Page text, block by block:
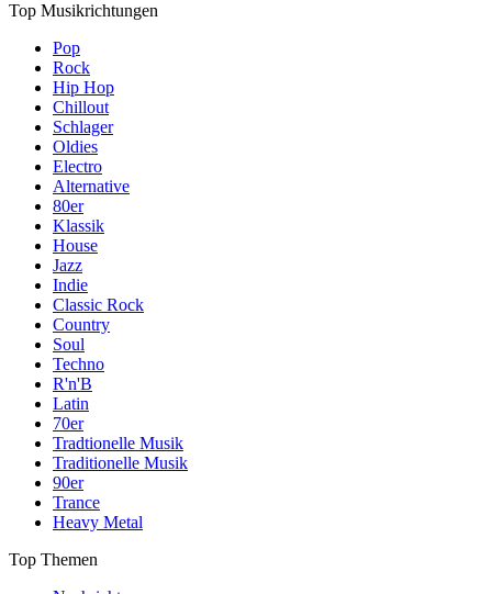
Top Musikrichtungen
Pop
Rock
Hip Hop
Chillout
Schlager
Oldies
Electro
Alternative
80er
Klassik
House
Jazz
Indie
Classic Rock
Country
Soul
Techno
R'n'B
Latin
70er
Tradtionelle Musik
Traditionelle Musik
90er
Trance
Heavy Metal
Top Themen